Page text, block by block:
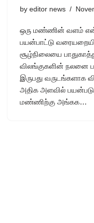
by editor news
ஒரு மண்ணின் வளம்
பயன்பாட்டு
சூழ்நிலையை
விலங்குகளின் நலனை
இருபது வருடங்களாக
அதிக அளவில்
மண்ணிற்கு அங்கக…